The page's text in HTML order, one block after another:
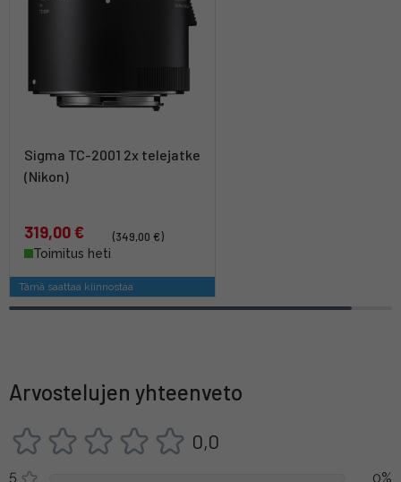
Sigma TC-2001 2x telejatke
(Nikon)
319,00 €
(349,00 €)
Toimitus heti
Tämä saattaa kiinnostaa
Arvostelujen yhteenveto
0,0
5 0%